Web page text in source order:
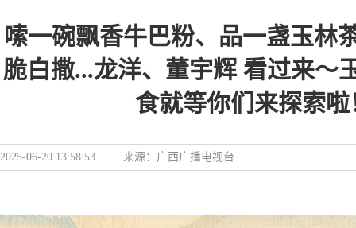
嗦一碗飘香牛巴粉、品一盏玉林
脆白撒...龙洋、董宇辉 看过来～
食就等你们来探索啦
2025-06-20 13:58:53 来源： 广西广播电视台